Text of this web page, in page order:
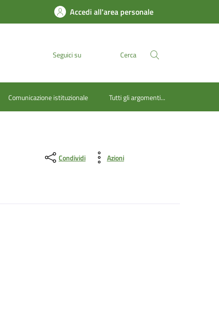
Accedi all'area personale
Seguici su Cerca
Comunicazione istituzionale Tutti gli argomenti...
Condividi Azioni